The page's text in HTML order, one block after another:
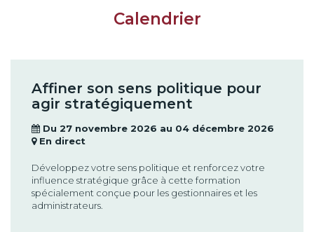
Calendrier
Affiner son sens politique pour
agir stratégiquement
Du 27 novembre 2026 au 04 décembre 2026
En direct
Développez votre sens politique et renforcez votre
influence stratégique grâce à cette formation
spécialement conçue pour les gestionnaires et les
administrateurs.